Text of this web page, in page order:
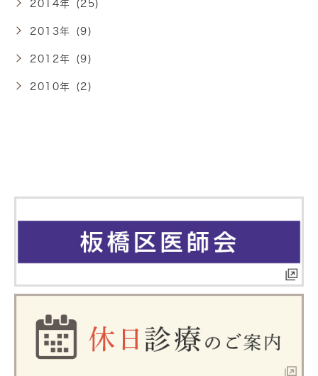
2014年 (25)
2013年 (9)
2012年 (9)
2010年 (2)